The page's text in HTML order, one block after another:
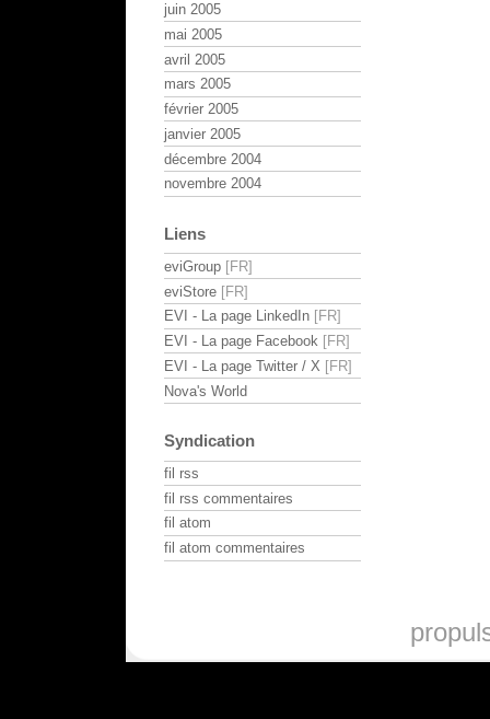
juin 2005
mai 2005
avril 2005
mars 2005
février 2005
janvier 2005
décembre 2004
novembre 2004
Liens
eviGroup
eviStore
EVI - La page LinkedIn
EVI - La page Facebook
EVI - La page Twitter / X
Nova's World
Syndication
fil rss
fil rss commentaires
fil atom
fil atom commentaires